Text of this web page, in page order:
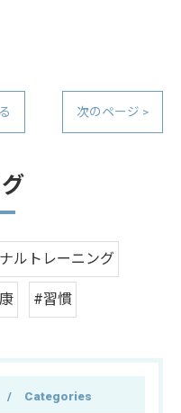
次のページ >
ルトレーニング
#習慣
Categories